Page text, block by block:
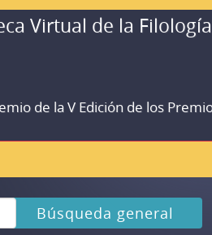
Virtual de la
de la V Edición de los
Búsqueda general